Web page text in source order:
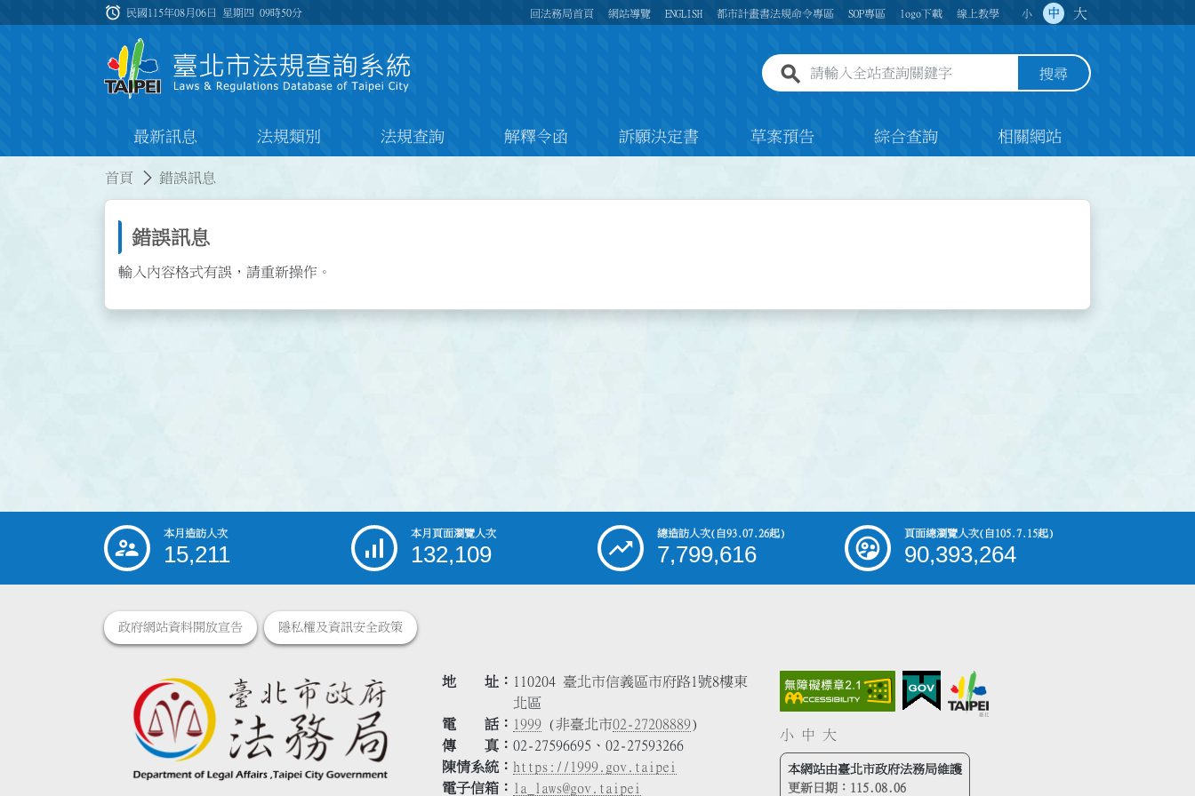
:::
alarm 民國115年08月06日 星期四09時50分 回法務局首頁 網站導覽 ENGLISH 都市計畫書法規命令專區 SOP專區 logo下載 線上教學 小 中 大
全站查詢關鍵字欄位 搜尋
最新訊息 法規類別 法規查詢 解釋令函 訴願決定書 草案預告 綜合查詢 相關網站
首頁 錯誤訊息
錯誤訊息
輸入內容格式有誤，請重新操作。
::: 本月造訪人次
15,211
本月頁面瀏覽人次
132,109
總造訪人次(自93.07.26起)
7,799,616
頁面總瀏覽人次(自105.7.15起)
90,393,264
政府網站資料開放宣告 隱私權及資訊安全政策
地 址
110204 臺北市信義區市府路1號8樓東
北區
電 話
1999 (非臺北市02-27208889)
傳 真
02-27596695、02-27593266
陳情系統
https://1999.gov.taipei
電子信箱
la_laws@gov.taipei
小 中 大
本網站由臺北市政府法務局維護
更新日期： 115.08.06